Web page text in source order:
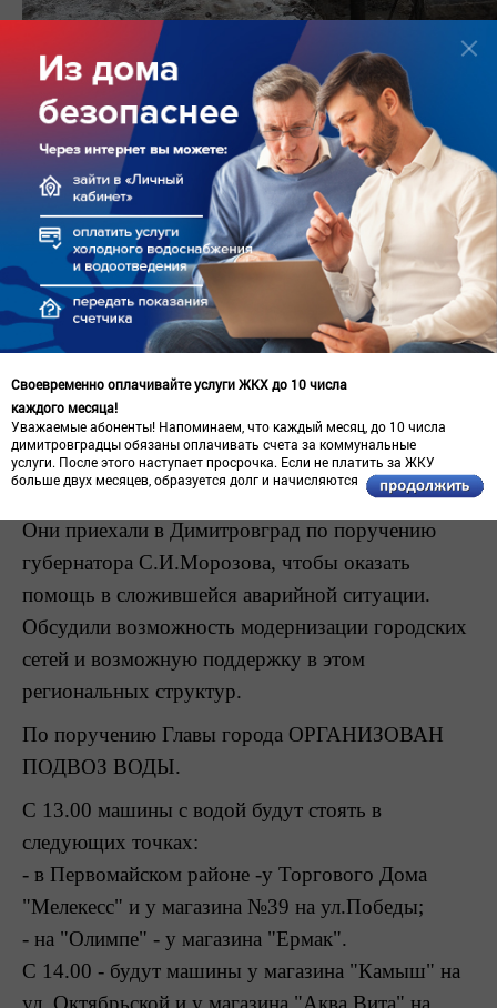
Земляные работы на месте аварии (ул.Земина,100)
- ведутся с 8.30. Для обнаружения места аварии
потребовалось около 2-х часов. В настоящее
время свищ на трубе обнаружен. На устранение
аварии потребуется несколько часов.
В водоканал с официальным визитом прибыли
руководитель регионального отделения Фонда
модернизации ЖКХ Сергей Владимирович
Гигирев и министр промышленности,
строительства, ЖКХ и транспорта Ульяновской
области Дмитрий Александрович Вавилин.
Они приехали в Димитровград по поручению
губернатора С.И.Морозова, чтобы оказать
помощь в сложившейся аварийной ситуации.
Обсудили возможность модернизации городских
сетей и возможную поддержку в этом
региональных структур.
По поручению Главы города ОРГАНИЗОВАН
ПОДВОЗ ВОДЫ.
С 13.00 машины с водой будут стоять в
следующих точках:
- в Первомайском районе -у Торгового Дома
"Мелекесс" и у магазина №39 на ул.Победы;
- на "Олимпе" - у магазина "Ермак".
С 14.00 - будут машины у магазина "Камыш" на
ул. Октябрьской и у магазина "Аква Вита" на
Своевременно оплачивайте услуги ЖКХ до 10 числа
каждого месяца!
Уважаемые абоненты! Напоминаем, что каждый месяц, до 10 числа
димитровградцы обязаны оплачивать счета за коммунальные
услуги. После этого наступает просрочка. Если не платить за ЖКУ
больше двух месяцев, образуется долг и начисляются пени.